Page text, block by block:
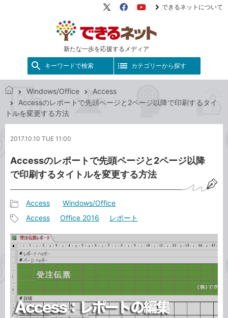
新たな一歩を応援するメディア
X（旧
FacebookYouTube
できるネットについて
キーワードで検索 カテゴリーから探す
で
き
ッ
Windows/Office
Access
Accessのレポートで先頭ページと2ページ以降で印刷するタイ
トルを変更する方法
2017.10.10 TUE 11:00
Accessのレポートで先頭ページと2ページ以降
で印刷するタイトルを変更する方法
事
カ
テ
ゴ
リ
Access Windows/Office
事
タ
グ
Access Office 2016 レポート